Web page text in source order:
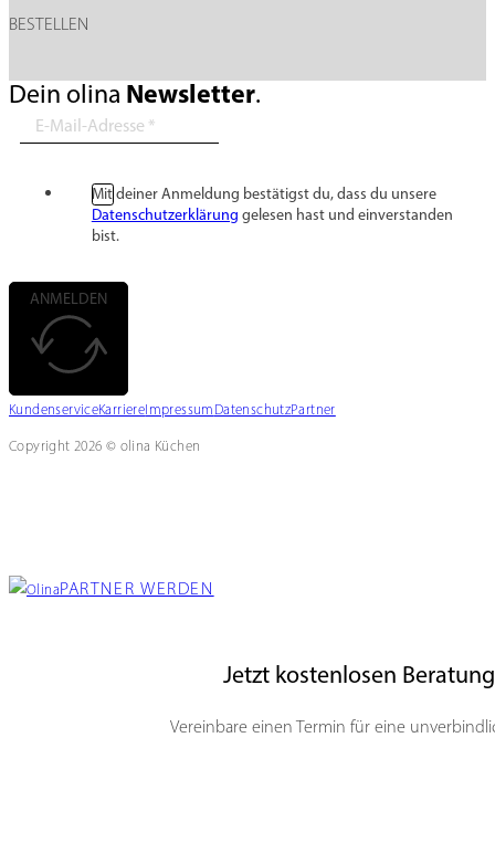
BESTELLEN
Dein olina Newsletter.
Mit deiner Anmeldung bestätigst du, dass du unsere
Datenschutzerklärung gelesen hast und einverstanden
bist.
ANMELDEN
KundenserviceKarriereImpressum DatenschutzPartner
Copyright 2026 © olina Küchen
PARTNER WERDEN
Jetzt kostenlosen
Vereinbare einen Termin für eine